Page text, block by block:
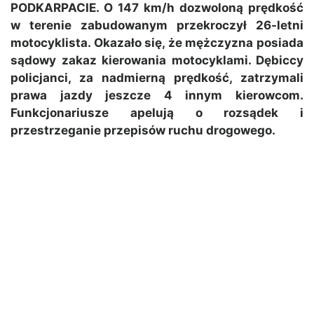
PODKARPACIE. O 147 km/h dozwoloną prędkość
w terenie zabudowanym przekroczył 26-letni
motocyklista. Okazało się, że mężczyzna posiada
sądowy zakaz kierowania motocyklami. Dębiccy
policjanci, za nadmierną prędkość, zatrzymali
prawa jazdy jeszcze 4 innym kierowcom.
Funkcjonariusze apelują o rozsądek i
przestrzeganie przepisów ruchu drogowego.